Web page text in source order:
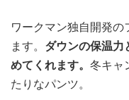
ワークマン独自開発
ます。 ダウンの保温力
めてくれます。 冬キャ
たりなパンツ。